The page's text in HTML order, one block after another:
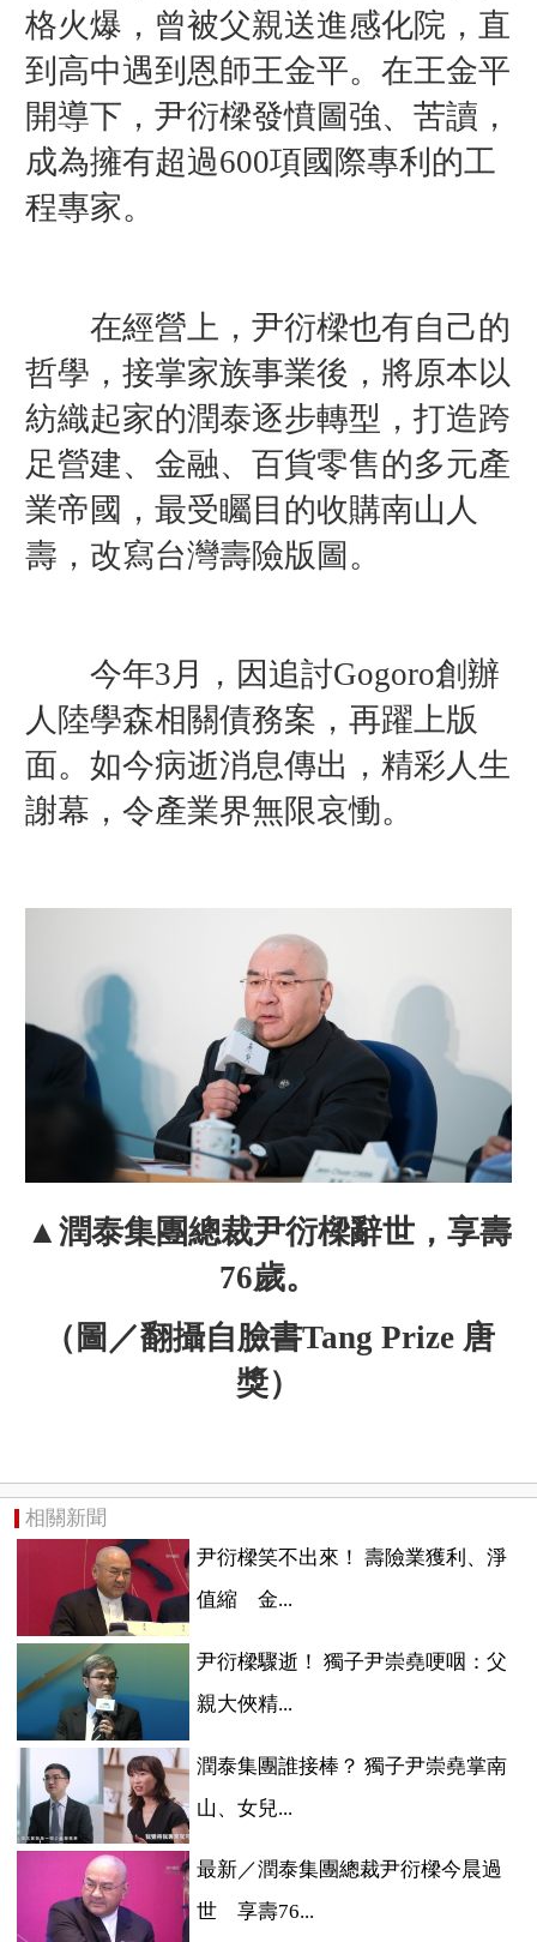
格火爆，曾被父親送進感化院，直
到高中遇到恩師王金平。 在王金平
開導下，尹衍樑發憤圖強、苦讀，
成為擁有超過600項國際專利的工
程專家。
在經營上，尹衍樑也有自己的
哲學，接掌家族事業後，將原本以
紡織起家的潤泰逐步轉型，打造跨
足營建、金融、百貨零售的多元產
業帝國，最受矚目的收購南山人
壽，改寫台灣壽險版圖。
今年3月，因追討Gogoro創辦
人陸學森相關債務案，再躍上版
面。如今病逝消息傳出，精彩人生
謝幕，令產業界無限哀慟。
▲潤泰集團總裁尹衍樑辭世，享壽
76歲。
（圖／翻攝自臉書Tang Prize 唐
獎）
相關新聞
尹衍樑笑不出來！ 壽險業獲利、淨
值縮 金...
尹衍樑驟逝！ 獨子尹崇堯哽咽：父
親大俠精...
潤泰集團誰接棒？ 獨子尹崇堯掌南
山、女兒...
最新／潤泰集團總裁尹衍樑今晨過
世 享壽76...